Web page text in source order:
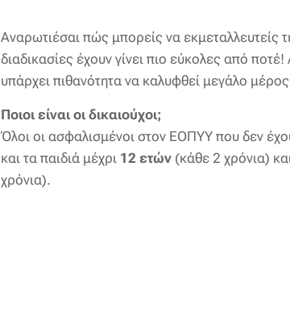
Αναρωτιέσαι πώς μπορείς να εκμεταλλευτείς
διαδικασίες έχουν γίνει πιο εύκολες από
υπάρχει πιθανότητα να καλυφθεί μεγάλο
Ποιοι είναι οι δικαιούχοι;
Όλοι οι ασφαλισμένοι στον ΕΟΠΥΥ που δεν
και τα παιδιά μέχρι 12 ετών (κάθε 2 χρόνια)
χρόνια).